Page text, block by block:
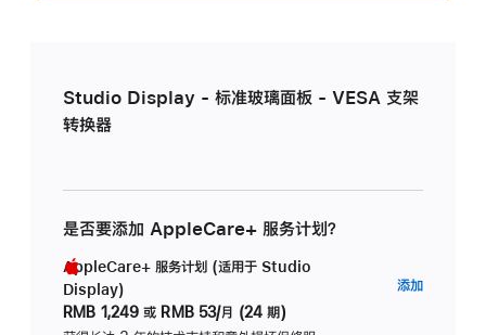
Studio Display - 标准玻璃面板 - VESA 支架
转换器
是否要添加 AppleCare+ 服务计划？
AppleCare+ 服务计划 (适用于 Studio
Display)
RMB 1,249 或 RMB 53/月 (24 期)
添加